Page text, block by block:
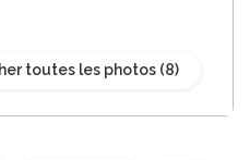
toutes les photos